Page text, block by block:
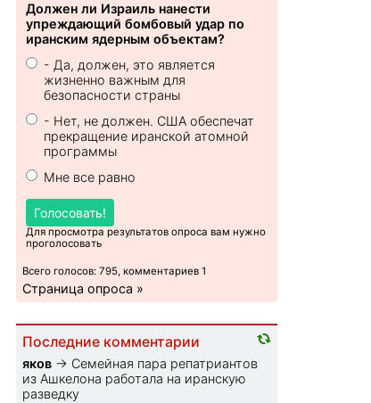
Должен ли Израиль нанести
упреждающий бомбовый удар по
иранским ядерным объектам?
- Да, должен, это является
жизненно важным для
безопасности страны
- Нет, не должен. США обеспечат
прекращение иранской атомной
программы
Мне все равно
Голосовать!
Для просмотра результатов опроса вам нужно
проголосовать
Всего голосов: 795, комментариев 1
Страница опроса »
Последние комментарии
яков → Семейная пара репатриантов
из Ашкелона работала на иранскую
разведку